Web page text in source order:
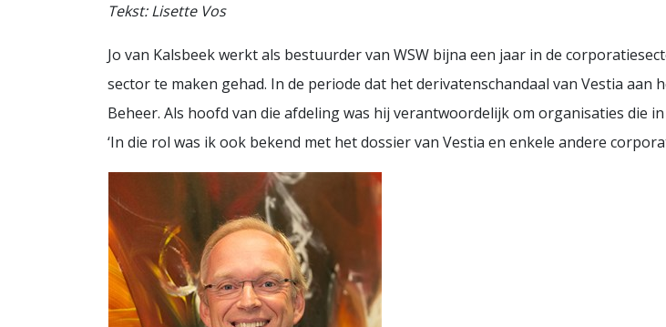
Tekst: Lisette Vos
Jo van Kalsbeek werkt als bestuurder van WSW bijna een jaar in de
sector te maken gehad. In de periode dat het derivatenschandaal van Vestia
Beheer. Als hoofd van die afdeling was hij verantwoordelijk om organisaties die
‘In die rol was ik ook bekend met het dossier van Vestia en enkele andere